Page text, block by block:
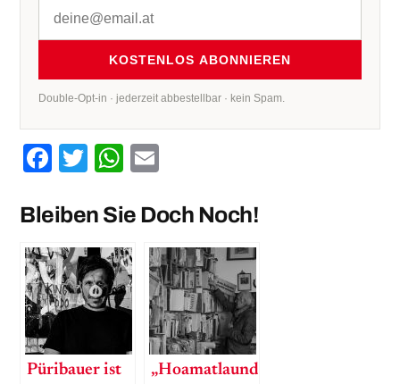
KOSTENLOS ABONNIEREN
Double-Opt-in · jederzeit abbestellbar · kein Spam.
Facebook
TwitterWhatsApp
Bleiben Sie Doch Noch!
Püribauer ist
„Hoamatlaund,